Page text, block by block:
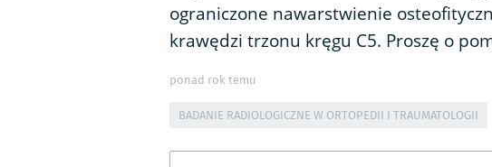
ograniczone nawarstwienie
krawędzi trzonu kręgu C5. Proszę o
ponad rok temu
BADANIE RADIOLOGICZNE W ORTOPEDII I TRAUMATOLOGII